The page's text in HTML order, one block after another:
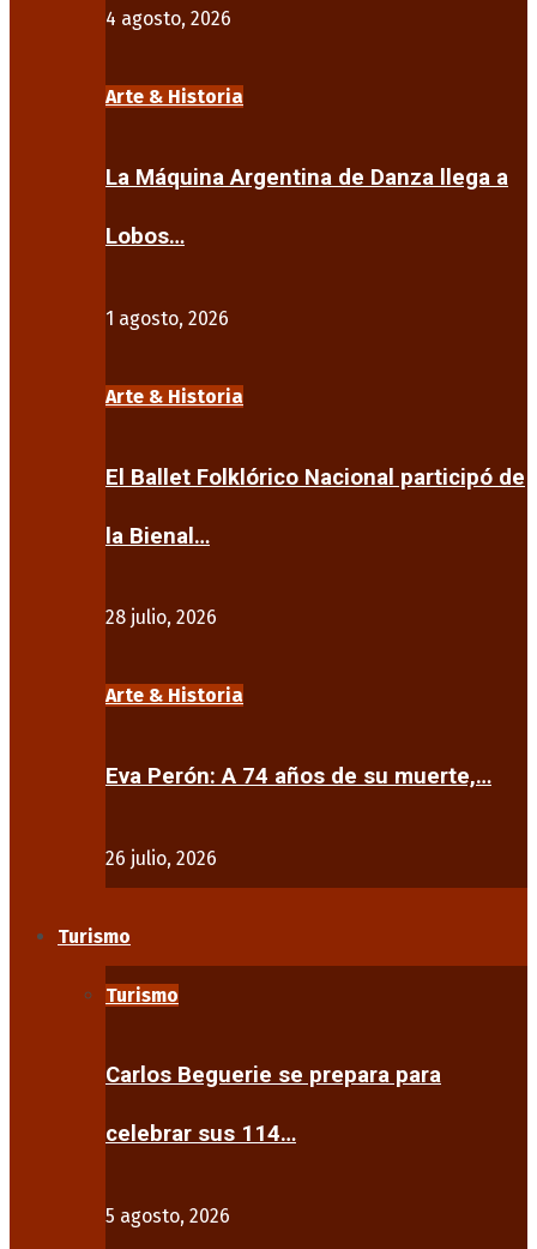
4 agosto, 2026
Arte & Historia
La Máquina Argentina de Danza llega a
Lobos…
1 agosto, 2026
Arte & Historia
El Ballet Folklórico Nacional participó de
la Bienal…
28 julio, 2026
Arte & Historia
Eva Perón: A 74 años de su muerte,…
26 julio, 2026
Turismo
Turismo
Carlos Beguerie se prepara para
celebrar sus 114…
5 agosto, 2026